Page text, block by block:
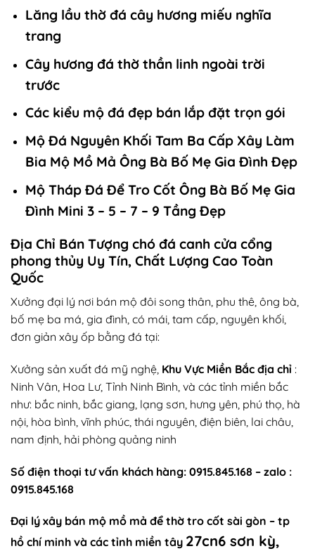
Lăng lầu thờ đá cây hương miếu nghĩa
trang
Cây hương đá thờ thần linh ngoài trời
trước
Các kiểu mộ đá đẹp bán lắp đặt trọn gói
Mộ Đá Nguyên Khối Tam Ba Cấp Xây Làm
Bia Mộ Mồ Mả Ông Bà Bố Mẹ Gia Đình Đẹp
Mộ Tháp Đá Để Tro Cốt Ông Bà Bố Mẹ Gia
Đình Mini 3 – 5 – 7 – 9 Tầng Đẹp
Địa Chỉ Bán Tượng chó đá canh cửa cổng
phong thủy Uy Tín, Chất Lượng Cao Toàn
Quốc
Xưởng đại lý nơi bán mộ đôi song thân, phu thê, ông bà,
bố mẹ ba má, gia đình, có mái, tam cấp, nguyên khối,
đơn giản xây ốp bằng đá tại:
Xưởng sản xuất đá mỹ nghệ, Khu Vực Miền Bắc địa chỉ :
Ninh Vân, Hoa Lư, Tỉnh Ninh Bình, và các tỉnh miền bắc
như: bắc ninh, bắc giang, lạng sơn, hưng yên, phú thọ, hà
nội, hòa bình, vĩnh phúc, thái nguyên, điện biên, lai châu,
nam định, hải phòng quảng ninh
Số điện thoại tư vấn khách hàng: 0915.845.168 – zalo :
0915.845.168
Đại lý xây bán mộ mồ mả để thờ tro cốt sài gòn – tp
hồ chí minh và các tỉnh miền tây 27cn6 sơn kỳ,